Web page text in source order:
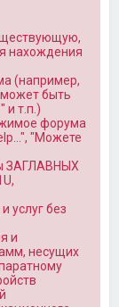
нахождения
(например,
быть
и т.п.)
форума
"Можете
ЗАГЛАВНЫХ
услуг без
и
несущих